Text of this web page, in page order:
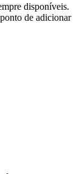
disponíveis.
de adicionar